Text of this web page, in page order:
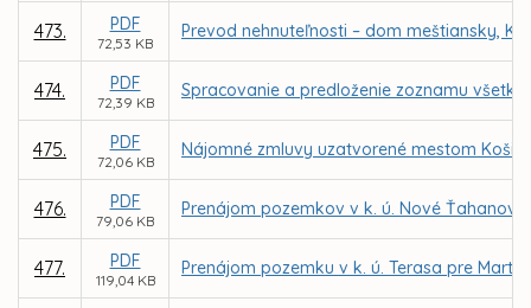
473. PDF
72,53 KB
Prevod nehnuteľnosti – dom meštiansky,
474. PDF
72,39 KB
Spracovanie a predloženie zoznamu
475. PDF
72,06 KB
Nájomné zmluvy uzatvorené mestom
476. PDF
79,06 KB
Prenájom pozemkov v k. ú. Nové
477. PDF
119,04 KB
Prenájom pozemku v k. ú. Terasa pre